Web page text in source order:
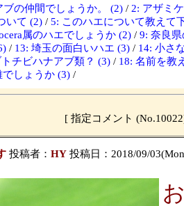
ブの仲間でしょうか。 (2) / 2: アザミ
いて (2) / 5: このハエについて教えて
属のハエでしょうか (2) / 9: 奈良
/ 13: 埼玉の面白いハエ (3) / 14: 小さ
チビハナアブ類？ (3) / 18: 名前を教
しょうか (3) /
[ 指定コメント
投稿者： HY投稿日：2018/09/